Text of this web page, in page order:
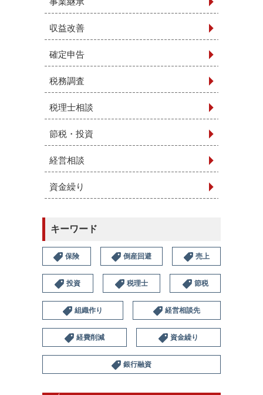
収益改善
確定申告
税務調査
税理士相談
節税・投資
経営相談
資金繰り
キーワード
保険 倒産回避 売上
投資 税理士 節税
組織作り 経営相談先
経費削減 資金繰り
銀行融資